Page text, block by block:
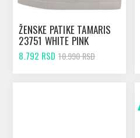
ŽENSKE PATIKE TAMARIS
23751 WHITE PINK
8.792 RSD 10.990 RSD